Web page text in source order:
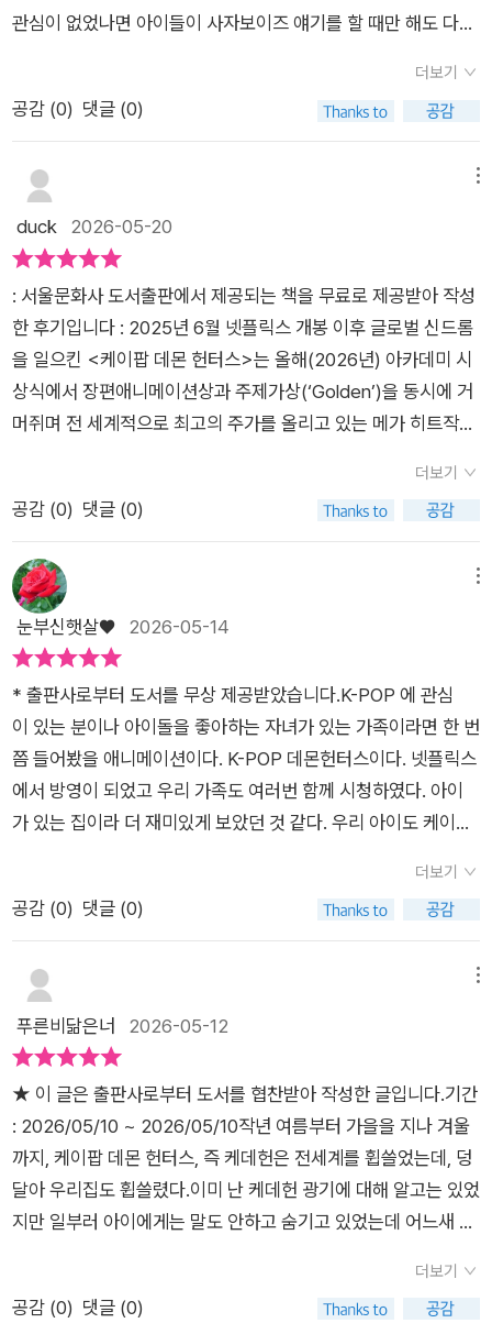
스럽게 되어 있어서 초등학생이 읽기 편했고, 엄마랑 같이 읽으면
서 장면 이야기 나누기에도 좋았어요.​🌈 우리 집이 다시 ‘케데헌
앓이’ 시작한 이유​사실 영화 한 편 보고 끝날 줄 알았는데, 이렇게
는 단순히 유행하는 콘텐츠가 아니라 아이와 어른이 함께 즐길 수
있는 힘이 있는 작품 같아요.​반짝이는 무대와 액션만 있는 게 아
니라✔️ 우정✔️ 용기✔️ 서로를 믿는 마음✔️ 팬과 스타가 함께 만
들어 가는 에너지까지 담겨 있으니까요.​책을 다 읽고 나니 또 OS
T가 듣고 싶어지고, 드론쇼 영상도 다시 찾아보게 되더라고요 💜​
케데헌을 좋아하는 아이들이라면 정말 반가워할 책이고, 아직 작
품을 모르는 친구들도 그림책으로 먼저 입문하기 딱 좋은 책이었
어요.​화려하고 사랑스러운 그림 속에서아이와 함께 한류 콘텐츠
의 매력까지 자연스럽게 느낄 수 있었던 즐거운 독서 시간이었습
서울문화사 #넷플릭스애니메이션 #초등추천도서 #그림책추천
#초등그림책 #엄마표독서 #초등독서 #한류콘텐츠 #케이팝그림
책 #어린이책추천 #독서기록 #책육아 #초등맘 #초등학생추천
책 #케데헌 #헌트릭스 #어린이도서 #가족독서​
도 제약이 될수도 있으니 이 그림책으로 이야기를 되새겨보는 것
도 좋을 것 같습니다ost를 별도로 찾아서 들으며 책을 읽어보아
도 좋고 그림들을 따라그려보는 활동도 좋을 것 같은데요애니메
기다리며 케데헌의 매력을 느껴보면 좋을 책입니다* 출판사를
통해 책을 제공받아 읽은 후에 쓴 후기입니다 *
관심이 없었나면 아이들이 사자보이즈 얘기를 할 때만 해도 다른
독 메기 강이 출연한 것을 보고 관심을 갖기 시작했다. 외국 애니
메이션인데, 한국인 감독덕분에 한국적 정서가 물씬 풍기는 작품
들을 위해’이 책은 케이팝 데몬헌터스의 등장인물과 대강의 줄거
리를 소개하고 있다.신화나 민화에 나오는 저승사자나 호랑이, 까
치 등의 요소를 접목하여 캐릭터를 설정해 놓았고, 김밥 등의 한
끌기에 충분하다.애니메이션 그림책이라 캐릭터들이 실사판으로
나와있을 거라 생각했는데, 책 속 캐릭터들의 모습은 실제 영화와
다르게 표현되어 있다. 영화 속 지극히 아이돌스런 멋지고 길쭉길
쭉한 버전이 아니라 동글동글하고 머리 큰 귀요미 버전이라고 생
각하면 된다. 등장인물에 대해 각각의 성격이나 장점, 특징 등을
간략하게 설명해주고 있어 캐릭터를 이해하는데 도움이 된다.
헌트릭스 중 리더인 루미 캐릭터가 매력적이었다. 그녀에겐 엄청
가 매력이 넘친다. 사자보이스에서는 진우라는 캐릭터가 독보적
인 것 같다.가족을 위해 악귀가 되었는데, 악역인데, 악역같지 않
은 캐릭터랄까?사랑하는 사람을 위해 자신을 희생한다는데, 그
의 결말이 궁금해진다. 케이팝 데몬헌터스에 관심을 갖기 시작
한 아이들이나 이미 푹 빠져있는 아이들에게 이 책을 강추한다.
애니메이션을 보기 전에 이 그림책을 먼저 읽어보면 등장인물과
그들의 관계를 이해하는데 도움이 될 것이다.
더보기
공감 (0) 댓글 (0)
duck 2026-05-20
: 서울문화사 도서출판에서 제공되는 책을 무료로 제공받아 작성
한 후기입니다 : 2025년 6월 넷플릭스 개봉 이후 글로벌 신드롬
을 일으킨 <케이팝 데몬 헌터스>는 올해(2026년) 아카데미 시
상식에서 장편애니메이션상과 주제가상(‘Golden’)을 동시에 거
머쥐며 전 세계적으로 최고의 주가를 올리고 있는 메가 히트작입
전히 '최애' 콘텐츠입니다 '. 주기적으로 Golden', 'Soda pop'노
래를 찾아 들으면서 따라하기도 합니다. 이번에 <케이팝 데몬 헌
터스> 애니메이션 그림책이 출간되었다는 소식에, 아이에게 바
로 6살 아이에게 선물했더니.. 기분좋게 '엄마~ 최고!'를 외칩니
다. 《케이팝 데몬 헌터스팬들을 위해! 》 도서는 <케이팝 데몬 헌
터스> 애니메이션보다 더 귀여운 캐릭터 느낌으로 그려져서 유
스 애니메이션 원작의 캐릭터 느낌은 살리되, 유아들의 눈높이에
맞춰 한층 더 친근하고 귀여운 느낌으로 리메이크되었습니다. .헌
트릭스 멤버들 주인공 루미와 조이, 미라의 눈망울을 더 크고 생
기 있게 강조하고, 트렌디한 의상과 무대의 네온 컬러는 파스텔톤
이 가미된 화사한 색감으로 다듬어내어 아이들이 책장을 넘기는
내내 마치 귀여운 아이돌 인형 놀이 책을 보는 듯한 포근함과 즐
거움을 선사합니다.헌트릭스에서 리드 댄서와 비주얼을 맡고 있
게 하네요. 원작 애니메이션의 역동적인 3D 그래픽이 주는 날카
로움 대신, 그림책 특유의 따뜻하고 부드러운 2D 일러스트 스타
일을 채택해 캐릭터들의 표정이 더욱 아기자기하고 사랑스럽게
표현된 것이 특징입니다특히 6살 아이가 읽기에 부담스럽지 않
도록, 악령을 물리치는 퇴마물 특유의 어둡고 무서운 요소나 괴물
(데몬)의 비주얼은 둥글둥글하고 위트 있는 디자인으로 순화되었
습니다. 사자 보이즈 멤버 이름도 이 책을 통해 제대로 알게 되네
요. 귀여운 베이비, 열정적인 로맨스, 도도한 미스터리, 복근이 멋
있는 애비, 리더 진우의 이름을 보면서 딸도 사자보이즈 멤버들에
아니라, 사자보이즈에 푹 빠진 팬들까지 소개하고 있네요. 열심히
박수를 치며 응원하는 아줌마 팬들과 사자보이즈의 열성팬 악귀
더보기
공감 (0) 댓글 (0)
눈부신햇살♥ 2026-05-14
* 출판사로부터 도서를 무상 제공받았습니다.K-POP 에 관심
이 있는 분이나 아이돌을 좋아하는 자녀가 있는 가족이라면 한 번
쯤 들어봤을 애니메이션이다. K-POP 데몬헌터스이다. 넷플릭스
에서 방영이 되었고 우리 가족도 여러번 함께 시청하였다. 아이
가 있는 집이라 더 재미있게 보았던 것 같다. 우리 아이도 케이
작하였기 때문에 국내 팬들에 더 인기가 많았고 애착이 가는 영화
이다. 실제로 방영 이후 주변에서 과자, 음료등 포장지나 커버
에 프린팅 제작 있었고 아이들 주변에 문구류에도 상품에 표지
로 흔히 볼 수 있었다.특히 케이팝에 관심 있는 아이가 있어 이번
에 출시된 애니메이션 그림책에 관심이 많았다. 하드커버로 된 애
니메이션 그림책이다. 찐 팬들을 위해 출시된 책인데 아이가 좋아
리고 인물의 캐릭터가 그려지고 스토리가 이어진다. 바로 영화
를 압축한 스토리다. 이 책에 새로운 스토리가 등재된 것은 아니
고 애니매이션의 줄거리가 요약되어 있다. 페이지에 스토리 장면
에 해당하는 캐릭터가 들어있어 더욱 몰입감이 있다. 헌트릭스 그
리고 사자 보이즈에 나오는 아이돌의 특징을 잘 끄집어내어 그려
진 그림책이다. 실제로 주변에서 쉽게 볼 수 있던 인기가 많은 캐
릭터라 익숙하다.내용에 걸맞게 한의사나 매니저 등 주변 인물
더보기
공감 (0) 댓글 (0)
푸른비닮은너 2026-05-12
​​★ 이 글은 출판사로부터 도서를 협찬받아 작성한 글입니다.​​기간
: 2026/05/10 ~ 2026/05/10​작년 여름부터 가을을 지나 겨울
까지, 케이팝 데몬 헌터스, 즉 케데헌은 전세계를 휩쓸었는데, 덩
달아 우리집도 휩쓸렸다.이미 난 케데헌 광기에 대해 알고는 있었
지만 일부러 아이에게는 말도 안하고 숨기고 있었는데 어느새 학
고 급기야 친구집에서 케데헌을 조금 보고 오더니 난리가 나버려
도저히 안보여줄수가 없었다.아마 그때부터 케데헌 몇번을 봤을
더보기
공감 (0) 댓글 (0)